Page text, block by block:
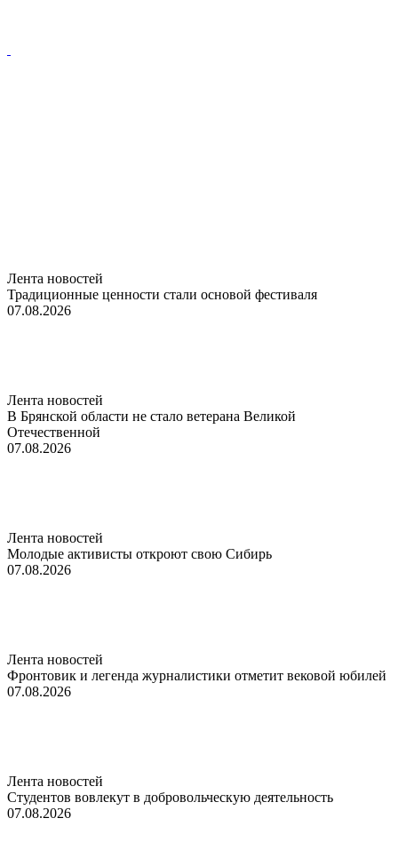
Лента новостей
Традиционные ценности стали основой фестиваля
07.08.2026
Лента новостей
В Брянской области не стало ветерана Великой
Отечественной
07.08.2026
Лента новостей
Молодые активисты откроют свою Сибирь
07.08.2026
Лента новостей
Фронтовик и легенда журналистики отметит вековой юбилей
07.08.2026
Лента новостей
Студентов вовлекут в добровольческую деятельность
07.08.2026